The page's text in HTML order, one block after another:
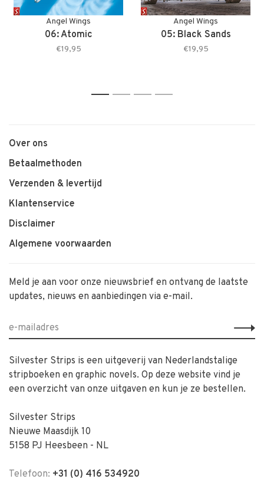
Angel Wings
06: Atomic
€19,95
Angel Wings
05: Black Sands
€19,95
1 2 3 4
Over ons
Betaalmethoden
Verzenden & levertijd
Klantenservice
Disclaimer
Algemene voorwaarden
Meld je aan voor onze nieuwsbrief en ontvang de laatste
updates, nieuws en aanbiedingen via e-mail.
Silvester Strips is een uitgeverij van Nederlandstalige
stripboeken en graphic novels. Op deze website vind je
een overzicht van onze uitgaven en kun je ze bestellen.
Silvester Strips
Nieuwe Maasdijk 10
5158 PJ Heesbeen - NL
Telefoon: +31 (0) 416 534920